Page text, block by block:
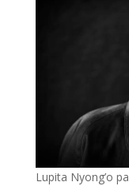
Lupita Nyong’o